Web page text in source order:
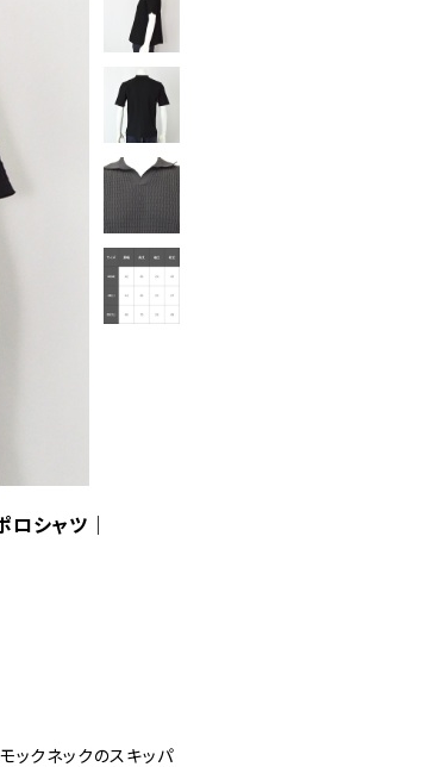
シャツ｜
ックネックのスキッパ